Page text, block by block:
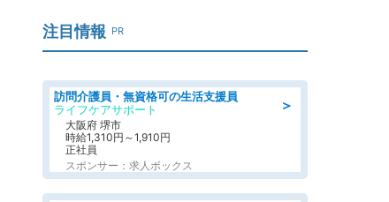
注目情報 PR
＞
訪問介護員・無資格可の生活支援員
ライフケアサポート
大阪府 堺市
時給1,310円～1,910円
正社員
スポンサー：求人ボックス